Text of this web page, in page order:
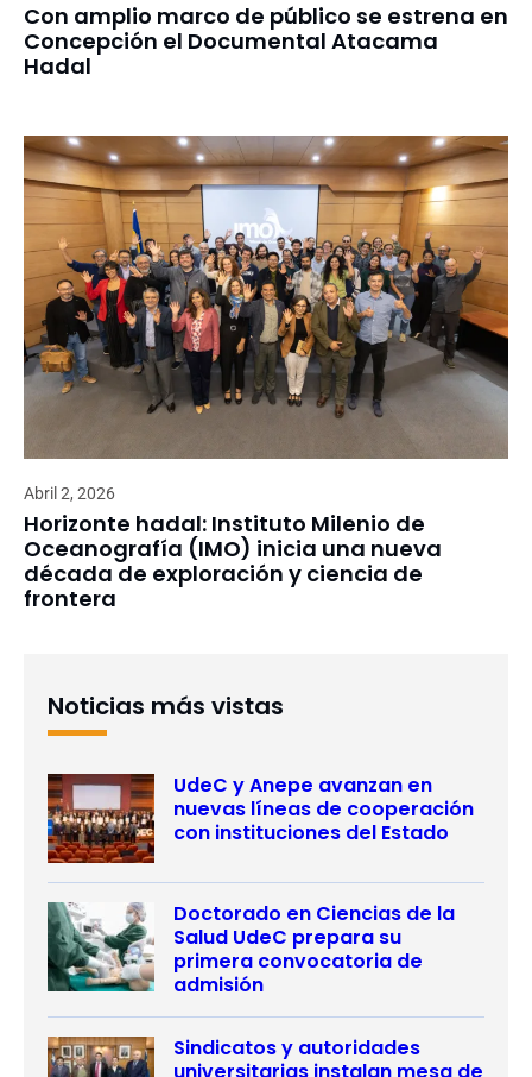
Con amplio marco de público se estrena en
Concepción el Documental Atacama
Hadal
Abril 2, 2026
Horizonte hadal: Instituto Milenio de
Oceanografía (IMO) inicia una nueva
década de exploración y ciencia de
frontera
Noticias más vistas
UdeC y Anepe avanzan en
nuevas líneas de cooperación
con instituciones del Estado
Doctorado en Ciencias de la
Salud UdeC prepara su
primera convocatoria de
admisión
Sindicatos y autoridades